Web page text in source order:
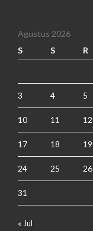
Agustus 2026
S
S R
3 4 5
10 11 12
17 18 19
24 25 26
31
« Jul